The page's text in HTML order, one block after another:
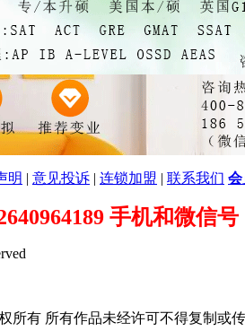
明 | 意见投诉 | 连锁加盟 | 联系我们 会
手机和微信号
所有 所有作品未经许可不得复制或